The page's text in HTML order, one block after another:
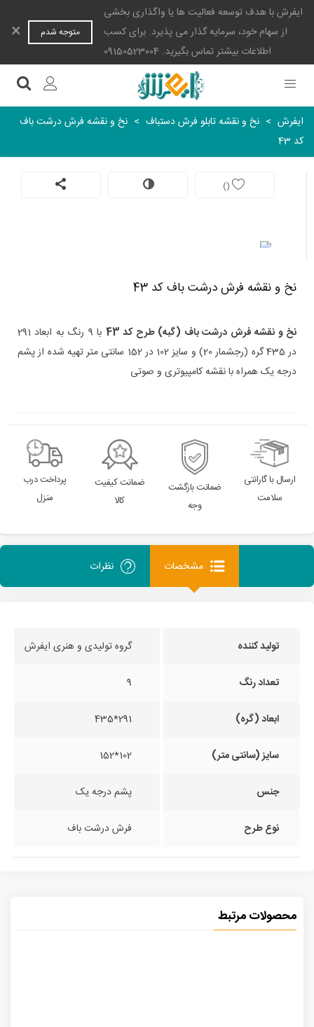
ایفرش با هدف توسعه فعالیت ها یا واگذاری بخشی
از سهام خود، سرمایه گذار می پذیرد. برای کسب
اطلاعات بیشتر تماس بگیرید. 09150523004
متوجه شدم ×
ایفرش > نخ و نقشه تابلو فرش دستباف > نخ و نقشه فرش درشت باف
کد 43
(
)
نخ و نقشه فرش درشت باف کد 43
نخ و نقشه فرش درشت باف (گبه) طرح کد 43
با 9 رنگ به ابعاد 291
در 435 گره (رجشمار 20) و سایز 102 در 152 سانتی متر تهیه شده از پشم
درجه یک همراه با نقشه کامپیوتری و صوتی
ارسال با گارانتی
سلامت
ضمانت بازگشت
وجه
ضمانت کیفیت
کالا
پرداخت درب
منزل
مشخصات نظرات
تولید کننده گروه تولیدی و هنری ایفرش
تعداد رنگ 9
ابعاد (گره) 291*435
سایز (سانتی متر) 102*152
جنس پشم درجه یک
نوع طرح فرش درشت باف
محصولات مرتبط